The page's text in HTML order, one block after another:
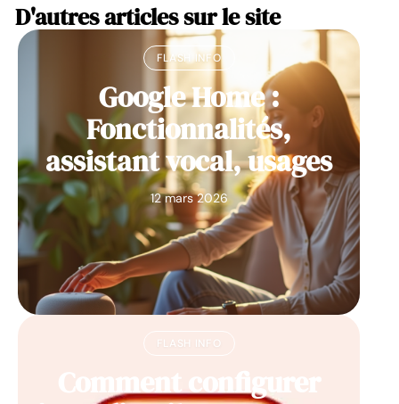
D'autres articles sur le site
FLASH INFO
Google Home :
Fonctionnalités,
assistant vocal, usages
12 mars 2026
FLASH INFO
Comment configurer